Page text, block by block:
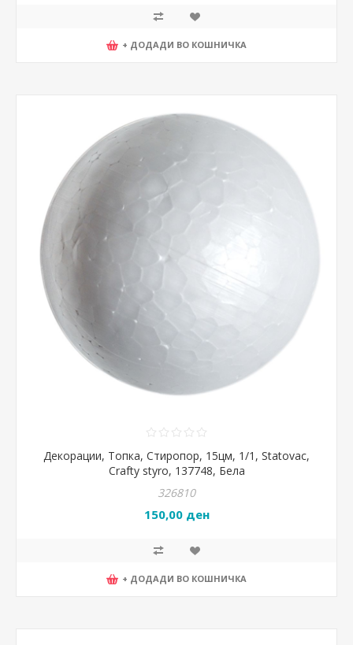
+ ДОДАДИ ВО КОШНИЧКА
Декорации, Топка, Стиропор, 15цм, 1/1, Statovac,
Crafty styro, 137748, Бела
326810
150,00 ден
+ ДОДАДИ ВО КОШНИЧКА